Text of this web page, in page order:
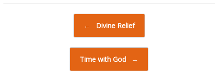
← Divine Relief
Time with God →